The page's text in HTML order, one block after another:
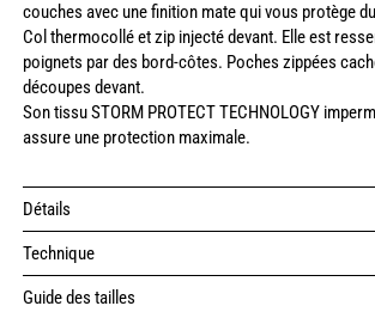
couches avec une finition mate qui vous protège
Col thermocollé et zip injecté devant. Elle est
poignets par des bord-côtes. Poches zippées
découpes devant.
Son tissu STORM PROTECT TECHNOLOGY
assure une protection maximale.
Détails
Technique
Guide des tailles